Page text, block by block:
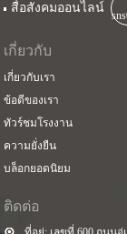
สื่อสังคมออนไลน์
เกี่ยวกับ
เกี่ยวกับเรา
ข้อดีของเรา
ทัวร์ชมโรงงาน
ความยั่งยืน
บล็อกยอดนิยม
ติดต่อ